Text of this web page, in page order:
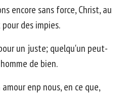
encore sans force, Christ, au
des impies.
un juste; quelqu'un peut-
de bien.
enp nous, en ce que,